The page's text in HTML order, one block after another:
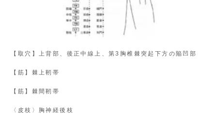
【取穴】上背部、後正中線上、第3胸椎棘突起下方の陥凹部
【筋】棘上靭帯
【筋】棘間靭帯
〈皮枝〉胸神経後枝